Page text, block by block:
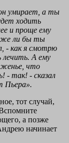
умирает, а ты
ходить
и проще ему
ли бы ты
- как я смотрю
лечить. А ему
что
- так! - сказал
Пьера».
тот случай,
а позже
начинает